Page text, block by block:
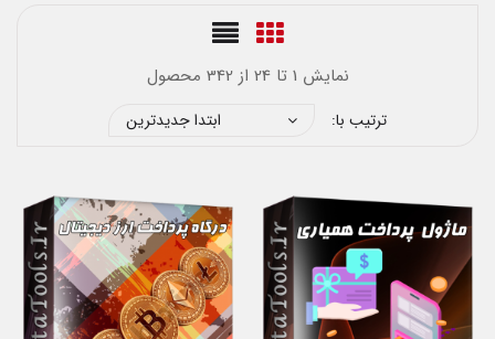
نمایش 1 تا 24 از 342 محصول
ترتیب با: ابتدا جدیدترین